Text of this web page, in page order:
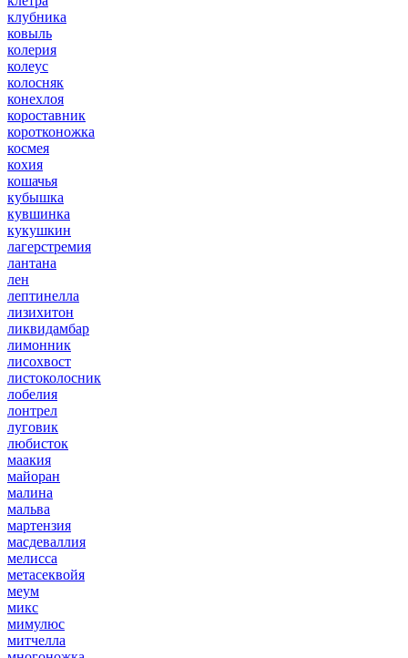
клубника
ковыль
колерия
колеус
колосняк
конехлоя
короставник
коротконожка
космея
кохия
кошачья
кубышка
кувшинка
кукушкин
лагерстремия
лантана
лен
лептинелла
лизихитон
ликвидамбар
лимонник
лисохвост
листоколосник
лобелия
лонтрел
луговик
любисток
маакия
майоран
малина
мальва
мартензия
масдеваллия
мелисса
метасеквойя
меум
микс
мимулюс
митчелла